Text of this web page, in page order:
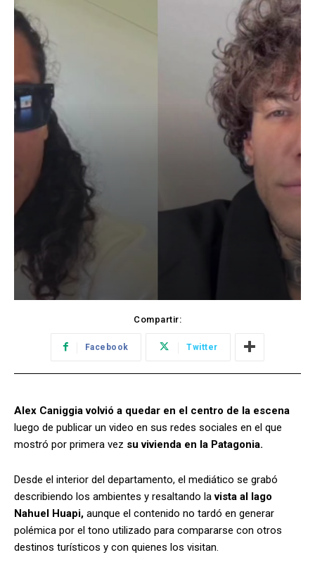
Compartir:
Facebook Twitter
Alex Caniggia volvió a quedar en el centro de la escena
luego de publicar un video en sus redes sociales en el que
mostró por primera vez su vivienda en la Patagonia.
Desde el interior del departamento, el mediático se grabó
describiendo los ambientes y resaltando lavista al lago
Nahuel Huapi, aunque el contenido no tardó en generar
polémica por el tono utilizado para compararse con otros
destinos turísticos y con quienes los visitan.